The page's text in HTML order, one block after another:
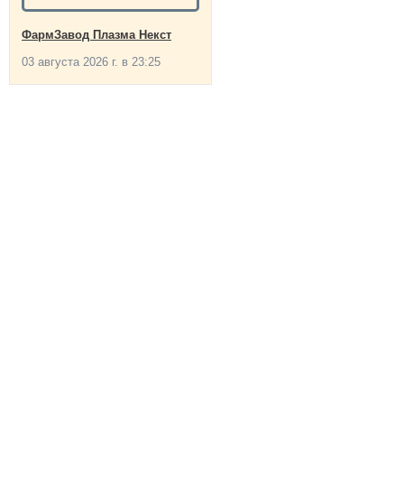
ФармЗавод Плазма Некст
03 августа 2026 г. в 23:25